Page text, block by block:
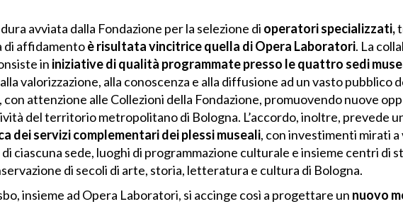
avviata dalla Fondazione per la selezione di operatori specializzati,
di affidamentoè risultata vincitrice quella diOpera Laboratori. La
in iniziative di qualità programmate presso le quattro sedi
valorizzazione, alla conoscenza e alla diffusione ad un vasto pubblico
attenzione alle Collezioni della Fondazione, promuovendo nuove
del territorio metropolitano di Bologna. L’accordo, inoltre, prevede
dei servizi complementari dei plessi museali, con investimenti mirati a
ciascuna sede, luoghi di programmazione culturale e insieme centri di
di secoli di arte, storia, letteratura e cultura di Bologna.
insieme ad Opera Laboratori, si accinge così a progettare un nuovo